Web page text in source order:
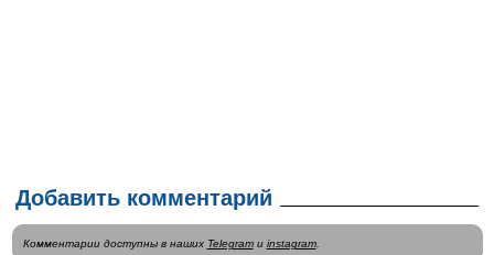
Добавить комментарий
Комментарии доступны в наших Telegramи instagram.